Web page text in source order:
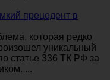
прецедент в
которая редко
уникальный
статье 336 ТК РФ за
...